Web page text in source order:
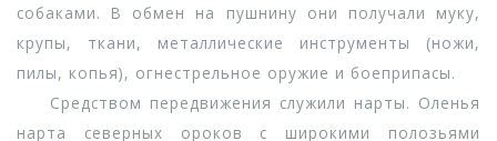
собаками. В обмен на пушнину они получали муку,
крупы, ткани, металлические инструменты (ножи,
пилы, копья), огнестрельное оружие и боеприпасы.
Средством передвижения служили нарты. Оленья
нарта северных ороков с широкими полозьями